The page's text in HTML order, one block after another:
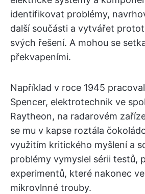
identifikovat problémy,
další součásti a vytvářet
svých řešení. A mohou se
překvapeními.
Například v roce 1945
Spencer, elektrotechnik ve
Raytheon, na radarovém
se mu v kapse roztála
využitím kritického myšlení a
problémy vymyslel sérii testů,
experimentů, které nakonec
mikrovlnné trouby.